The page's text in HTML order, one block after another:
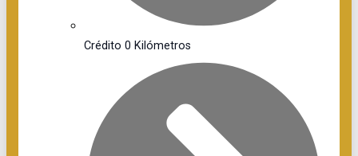
Crédito 0 Kilómetros